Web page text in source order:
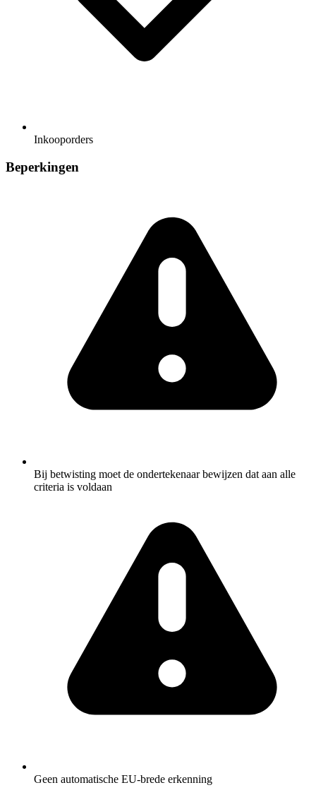
Inkooporders
Beperkingen
Bij betwisting moet de ondertekenaar bewijzen dat aan alle
criteria is voldaan
Geen automatische EU-brede erkenning